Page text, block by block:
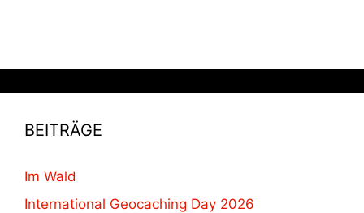
BEITRÄGE
Im Wald
International Geocaching Day 2026